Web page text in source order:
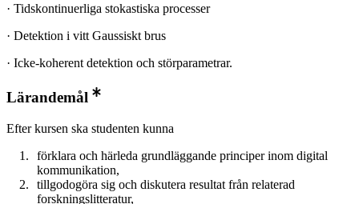
· Tidskontinuerliga stokastiska processer
· Detektion i vitt Gaussiskt brus
· Icke-koherent detektion och störparametrar.
Lärandemål
Efter kursen ska studenten kunna
förklara och härleda grundläggande principer inom digital
kommunikation,
tillgodogöra sig och diskutera resultat från relaterad
forskningslitteratur,